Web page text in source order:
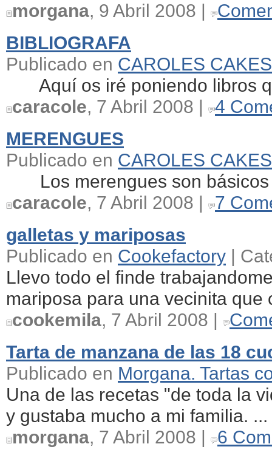
morgana, 9 Abril 2008 |
BIBLIOGRAFA
Publicado en CAROLES CAKES
Aquí os iré poniendo libros
caracole, 7 Abril 2008 |
4
MERENGUES
Publicado en CAROLES CAKES
Los merengues son básicos
caracole, 7 Abril 2008 |
7
galletas y mariposas
Publicado en Cookefactory |
Llevo todo el finde
mariposa para una vecinita
cookemila, 7 Abril 2008 |
Tarta de manzana de las 18
Publicado en Morgana. Tartas
Una de las recetas "de toda la
y gustaba mucho a mi familia. ...
morgana, 7 Abril 2008 |
6